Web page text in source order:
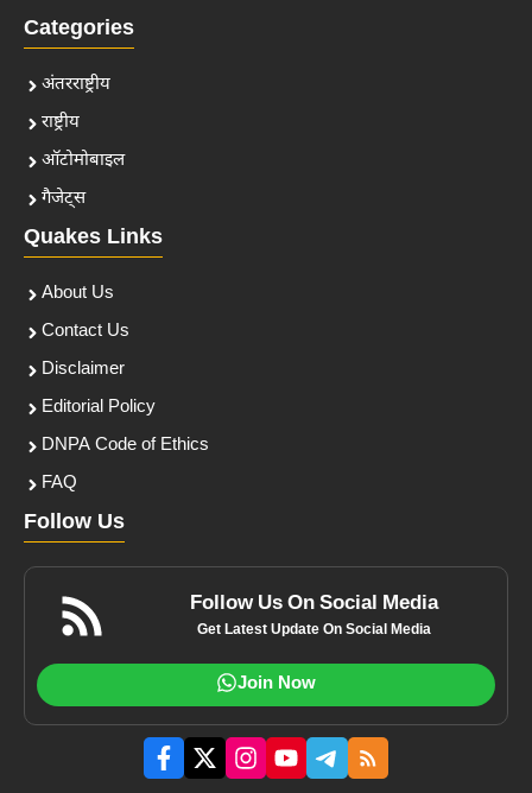
Categories
अंतरराष्ट्रीय
राष्ट्रीय
ऑटोमोबाइल
गैजेट्स
Quakes Links
About Us
Contact Us
Disclaimer
Editorial Policy
DNPA Code of Ethics
FAQ
Follow Us
Follow Us On Social Media
Get Latest Update On Social Media
Join Now